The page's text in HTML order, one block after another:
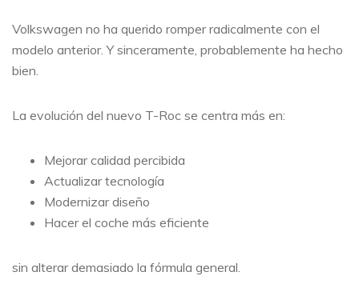
Volkswagen no ha querido romper radicalmente con el
modelo anterior. Y sinceramente, probablemente ha hecho
bien.
La evolución del nuevo T-Roc se centra más en:
Mejorar calidad percibida
Actualizar tecnología
Modernizar diseño
Hacer el coche más eficiente
sin alterar demasiado la fórmula general.